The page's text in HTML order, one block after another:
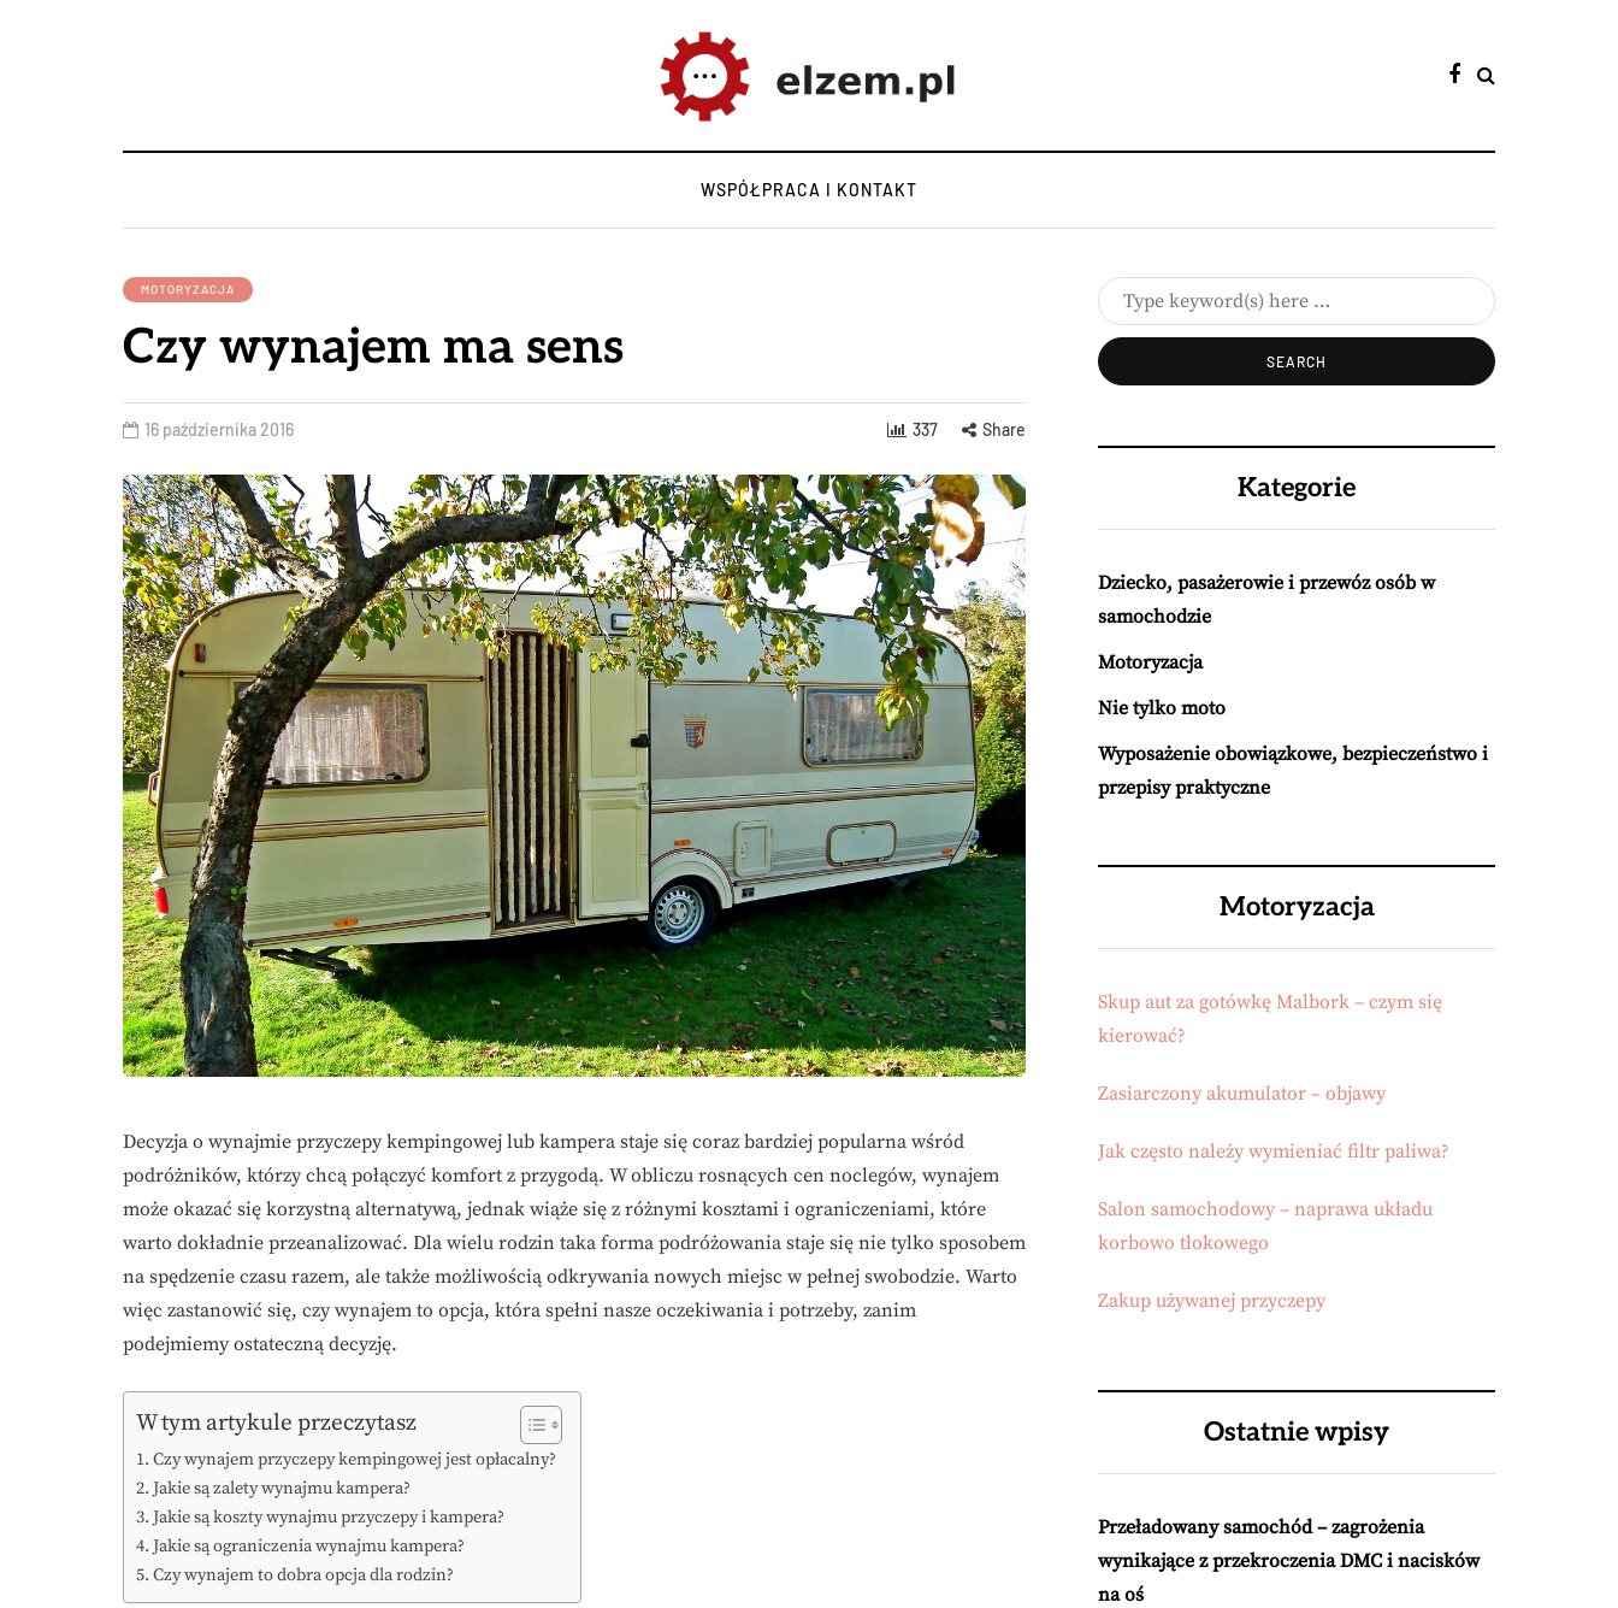
WSPÓŁPRACA I KONTAKT
MOTORYZACJA
Czy wynajem ma sens
16 października 2016 337 Share
Decyzja o wynajmie przyczepy kempingowej lub kampera staje się coraz bardziej popularna wśród
podróżników, którzy chcą połączyć komfort z przygodą. W obliczu rosnących cen noclegów, wynajem
może okazać się korzystną alternatywą, jednak wiąże się z różnymi kosztami i ograniczeniami, które
warto dokładnie przeanalizować. Dla wielu rodzin taka forma podróżowania staje się nie tylko sposobem
na spędzenie czasu razem, ale także możliwością odkrywania nowych miejsc w pełnej swobodzie. Warto
więc zastanowić się, czy wynajem to opcja, która spełni nasze oczekiwania i potrzeby, zanim
podejmiemy ostateczną decyzję.
W tym artykule przeczytasz
Czy wynajem przyczepy kempingowej jest opłacalny?
Jakie są zalety wynajmu kampera?
Jakie są koszty wynajmu przyczepy i kampera?
Jakie są ograniczenia wynajmu kampera?
Czy wynajem to dobra opcja dla rodzin?
Kategorie
Dziecko, pasażerowie i przewóz osób w
samochodzie
Motoryzacja
Nie tylko moto
Wyposażenie obowiązkowe, bezpieczeństwo i
przepisy praktyczne
Motoryzacja
Skup aut za gotówkę Malbork – czym się
kierować?
Zasiarczony akumulator – objawy
Jak często należy wymieniać filtr paliwa?
Salon samochodowy – naprawa układu
korbowo tłokowego
Zakup używanej przyczepy
Ostatnie wpisy
Przeładowany samochód – zagrożenia
wynikające z przekroczenia DMC i nacisków
na oś